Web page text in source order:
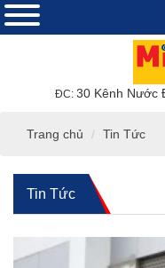
ĐC: 30 Kênh Nước
Trang chủ Tin Tức
Tin Tức